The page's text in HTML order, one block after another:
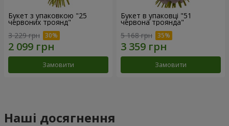
Букет з упаковкою "25
червоних троянд"
3 229 грн
Замовити
Букет в упаковці "51
червона троянда"
5 168 грн
Замовити
Наші досягнення